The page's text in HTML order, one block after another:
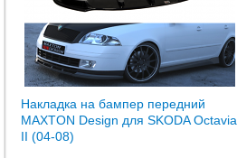
Накладка на бампер передний
MAXTON Design для SKODA Octavia
II (04-08)